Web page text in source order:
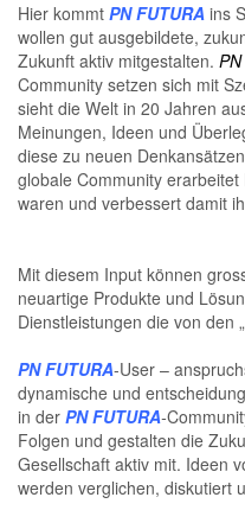
Hier kommt PN FUTURA ins
wollen gut ausgebildete,
Zukunft aktiv mitgestalten.
Community setzen sich mit
sieht die Welt in 20 Jahren
Meinungen, Ideen und
diese zu neuen
globale Community
waren und verbessert damit
Mit diesem Input können
neuartige Produkte und
Dienstleistungen die von den
PN FUTURA-User –
dynamische und
in der PN FUTURA-
Folgen und gestalten die
Gesellschaft aktiv mit. Ideen
werden verglichen, diskutiert